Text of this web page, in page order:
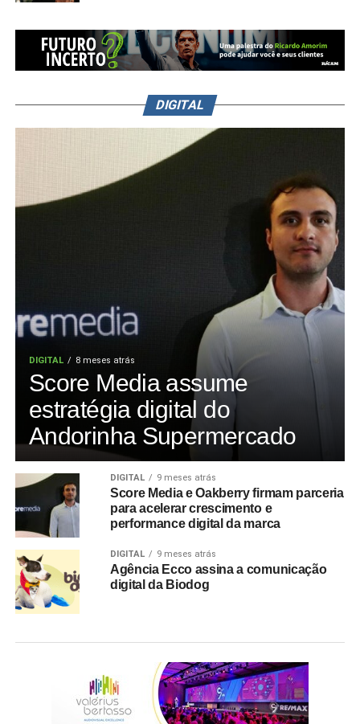
DIGITAL
DIGITAL 8 meses atrás
Score Media assume
estratégia digital do
Andorinha Supermercado
DIGITAL 9 meses atrás
Score Media e Oakberry firmam parceria
para acelerar crescimento e
performance digital da marca
DIGITAL 9 meses atrás
Agência Ecco assina a comunicação
digital da Biodog